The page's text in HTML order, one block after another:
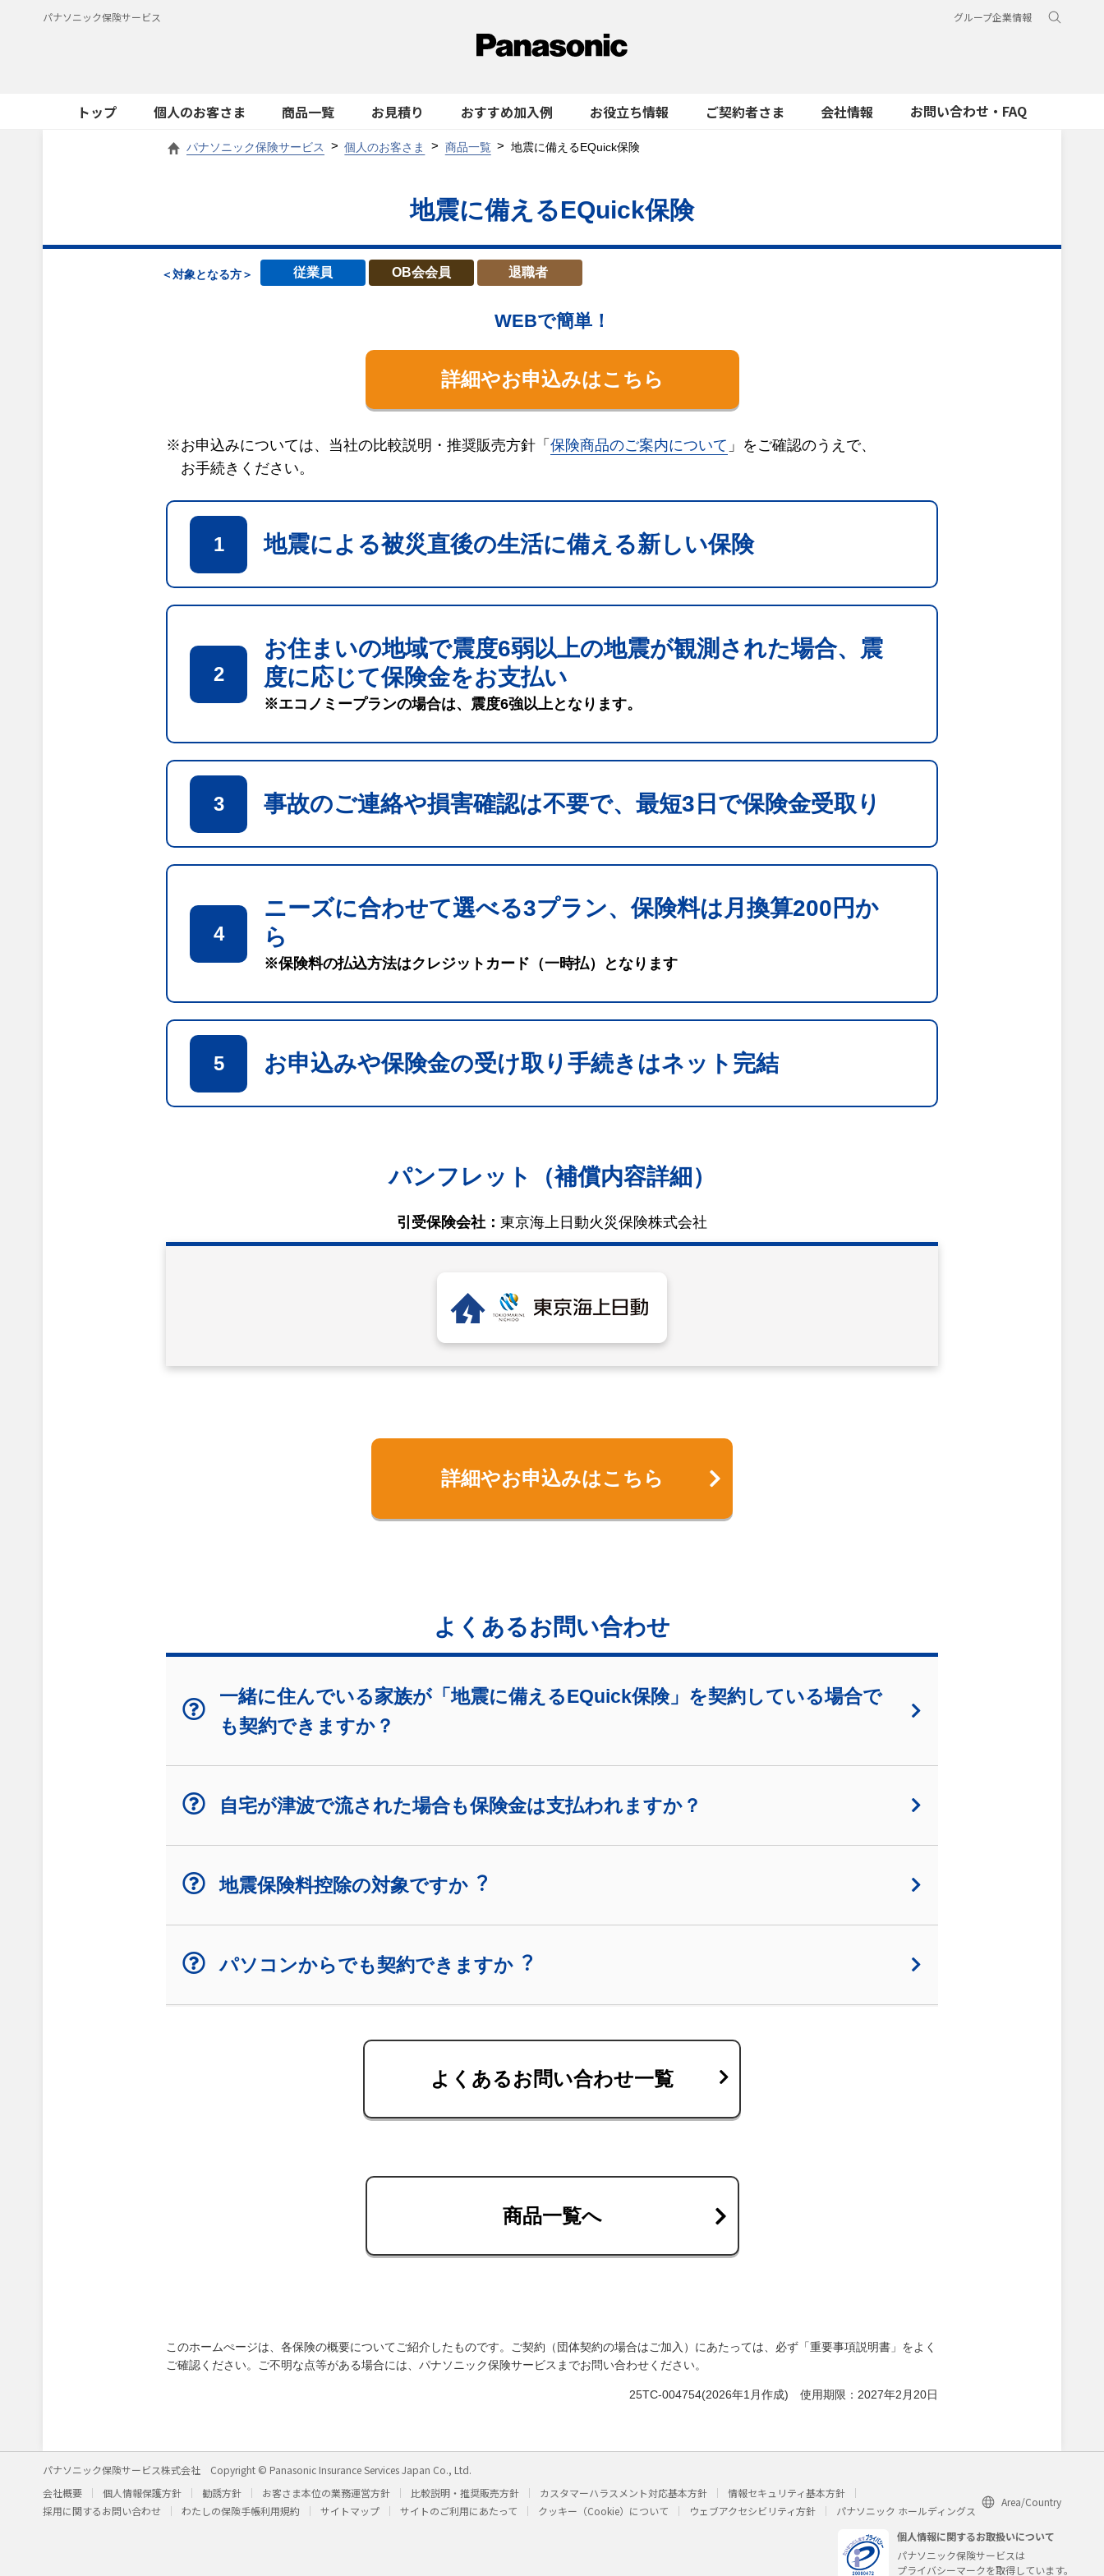
パナソニック保険サービス グループ企業情報
トップ 個人のお客さま 商品一覧 お見積り おすすめ加入例 お役立ち情報 ご契約者さま 会社情報 お問い合わせ・FAQ
パナソニック保険サービス 個人のお客さま 商品一覧 地震に備えるEQuick保険
地震に備えるEQuick保険
＜対象となる方＞ 従業員 OB会会員 退職者
WEBで簡単！
詳細やお申込みはこちら
※お申込みについては、当社の比較説明・推奨販売方針「 保険商品のご案内について 」をご確認のうえで、
お手続きください。
1 地震による被災直後の生活に備える新しい保険
2
お住まいの地域で震度6弱以上の地震が観測された場合、震
度に応じて保険金をお支払い
※エコノミープランの場合は、震度6強以上となります。
3 事故のご連絡や損害確認は不要で、最短3日で保険金受取り
4
ニーズに合わせて選べる3プラン、保険料は月換算200円か
ら
※保険料の払込方法はクレジットカード（一時払）となります
5 お申込みや保険金の受け取り手続きはネット完結
パンフレット（補償内容詳細）
引受保険会社： 東京海上日動火災保険株式会社
詳細やお申込みはこちら
よくあるお問い合わせ
一緒に住んでいる家族が「地震に備えるEQuick保険」を契約している場合で
も契約できますか？
自宅が津波で流された場合も保険金は支払われますか？
地震保険料控除の対象ですか︖
パソコンからでも契約できますか︖
よくあるお問い合わせ一覧
商品一覧へ
このホームぺージは、各保険の概要についてご紹介したものです。ご契約（団体契約の場合はご加入）にあたっては、必ず「重要事項説明書」をよく
ご確認ください。ご不明な点等がある場合には、パナソニック保険サービスまでお問い合わせください。
25TC-004754(2026年1月作成) 使用期限：2027年2月20日
パナソニック保険サービス株式会社
Copyright © Panasonic Insurance Services Japan Co., Ltd.
会社概要
個人情報保護方針 勧誘方針 お客さま本位の業務運営方針 比較説明・推奨販売方針 カスタマーハラスメント対応基本方針
情報セキュリティ基本方針
採用に関するお問い合わせ
わたしの保険手帳利用規約 サイトマップ サイトのご利用にあたって クッキー（Cookie）について ウェブアクセシビリティ方針 パナソニック ホールディングス
Area/Country
個人情報に関するお取扱いについて
パナソニック保険サービスは
プライバシーマークを取得しています。